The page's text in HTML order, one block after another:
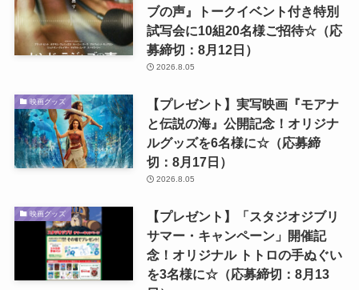
ブの声』トークイベント付き特別
試写会に10組20名様ご招待☆（応
募締切：8月12日）
2026.8.05
映画グッズ
【プレゼント】実写映画『モアナ
と伝説の海』公開記念！オリジナ
ルグッズを6名様に☆（応募締
切：8月17日）
2026.8.05
映画グッズ
【プレゼント】「スタジオジブリ
サマー・キャンペーン」開催記
念！オリジナル トトロの手ぬぐい
を3名様に☆（応募締切：8月13